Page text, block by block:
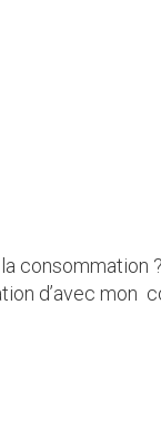
d’avec mon